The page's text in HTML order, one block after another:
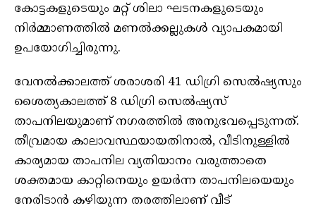
കോട്ടകളുടെയും മറ്റ് ശിലാ ഘടനകളുടെയും
നിർമ്മാണത്തിൽ മണൽക്കല്ലുകൾ വ്യാപകമായി
ഉപയോഗിച്ചിരുന്നു.
വേനൽക്കാലത്ത് ശരാശരി 41 ഡിഗ്രി സെൽഷ്യസും
ശൈത്യകാലത്ത് 8 ഡിഗ്രി സെൽഷ്യസ്
താപനിലയുമാണ് നഗരത്തിൽ അനുഭവപ്പെടുന്നത്.
തീവ്രമായ കാലാവസ്ഥയായതിനാൽ, വീടിനുള്ളിൽ
കാര്യമായ താപനില വ്യതിയാനം വരുത്താതെ
ശക്തമായ കാറ്റിനെയും ഉയർന്ന താപനിലയെയും
നേരിടാൻ കഴിയുന്ന തരത്തിലാണ് വീട്